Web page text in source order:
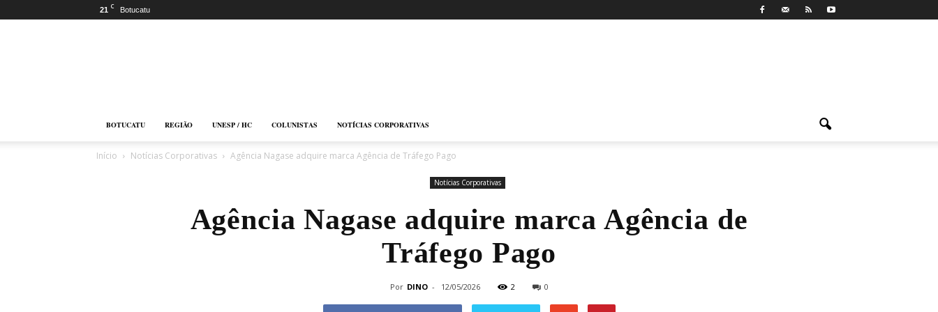
21 C Botucatu
BOTUCATU REGIÃO UNESP / HC COLUNISTAS NOTÍCIAS CORPORATIVAS
Início Notícias Corporativas Agência Nagase adquire marca Agência de Tráfego Pago
Notícias Corporativas
Agência Nagase adquire marca Agência de
Tráfego Pago
Por DINO - 12/05/2026 2 0